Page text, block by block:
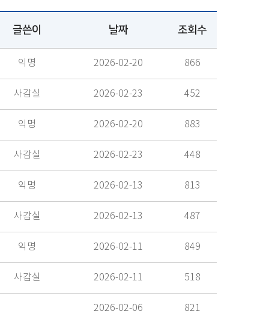
글쓴이 날짜 조회수
익명 2026-02-20 866
사감실 2026-02-23 452
익명 2026-02-20 883
사감실 2026-02-23 448
익명 2026-02-13 813
사감실 2026-02-13 487
익명 2026-02-11 849
사감실 2026-02-11 518
2026-02-06 821